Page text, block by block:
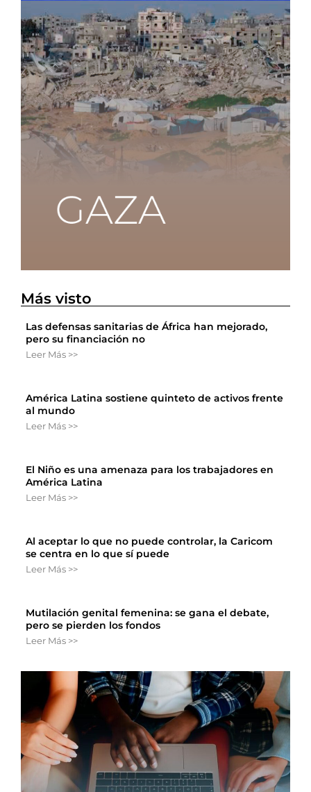
Más visto
Las defensas sanitarias de África han mejorado,
pero su financiación no
Leer Más >>
América Latina sostiene quinteto de activos frente
al mundo
Leer Más >>
El Niño es una amenaza para los trabajadores en
América Latina
Leer Más >>
Al aceptar lo que no puede controlar, la Caricom
se centra en lo que sí puede
Leer Más >>
Mutilación genital femenina: se gana el debate,
pero se pierden los fondos
Leer Más >>